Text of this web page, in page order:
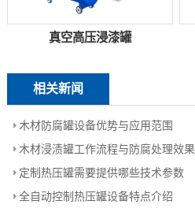
真空高压浸漆罐
相关新闻
木材防腐罐设备优势与应用范围
木材浸渍罐工作流程与防腐处理效果
定制热压罐需要提供哪些技术参数
全自动控制热压罐设备特点介绍